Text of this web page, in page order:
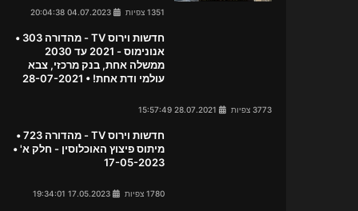
1351 צפיות
חדשות וירוס TV - מהדורה 303 •
אנונימוס - 2021 עד 2030
ממשלה אחת, בנק מרכזי, צבא
עולמי ודת אחת! • 28-07-2021
3773 צפיות
חדשות וירוס TV - מהדורה 723 •
מיתוס פיצוץ האוכלוסין - חלק א' •
17-05-2023
1780 צפיות